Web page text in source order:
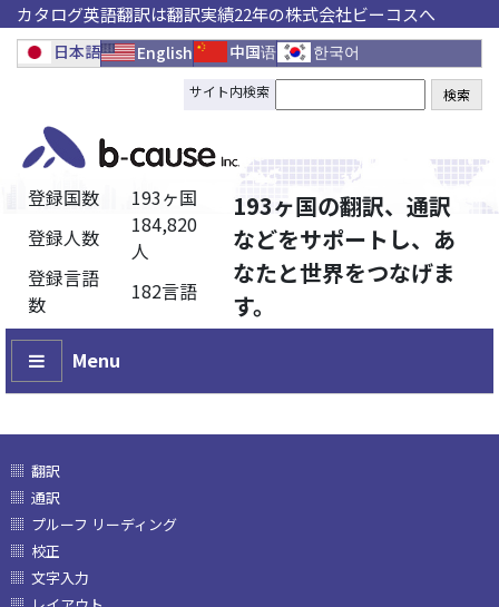
カタログ英語翻訳は翻訳実績22年の株式会社ビーコスへ